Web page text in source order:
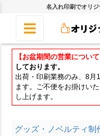
名入れ印刷でオリ
【お盆期間の営業について
しております。
出荷・印刷業務のみ、8月
ます。ご不便をお掛けい
し上げます。
グッズ・ノベルティ制